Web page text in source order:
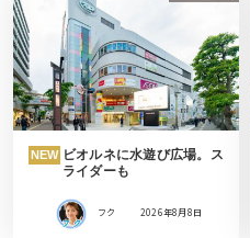
NEW ビオルネに水遊び広場。ス
ライダーも
フク 2026年8月8日